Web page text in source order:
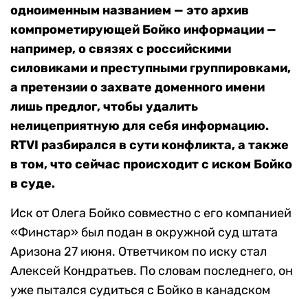
одноименным названием — это архив
компрометирующей Бойко информации —
например, о связях с российскими
силовиками и преступными группировками,
а претензии о захвате доменного имени
лишь предлог, чтобы удалить
нелицеприятную для себя информацию.
RTVI разбирался в сути конфликта, а также
в том, что сейчас происходит с иском Бойко
в суде.
Иск от Олега Бойко совместно с его компанией
«Финстар» был подан в окружной суд штата
Аризона 27 июня. Ответчиком по иску стал
Алексей Кондратьев. По словам последнего, он
уже пытался судиться с Бойко в канадском